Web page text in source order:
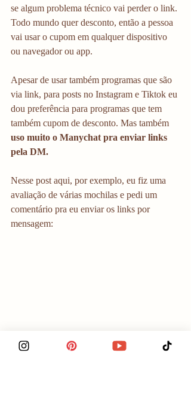
se algum problema técnico vai perder o link.
Todo mundo quer desconto, então a pessoa
vai usar o cupom em qualquer dispositivo
ou navegador ou app.
Apesar de usar também programas que são
via link, para posts no Instagram e Tiktok eu
dou preferência para programas que tem
também cupom de desconto. Mas também
uso muito o Manychat pra enviar links
pela DM.
Nesse post aqui, por exemplo, eu fiz uma
avaliação de várias mochilas e pedi um
comentário pra eu enviar os links por
mensagem: